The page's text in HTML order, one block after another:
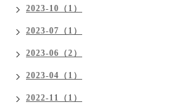
2023-10（1）
2023-07（1）
2023-06（2）
2023-04（1）
2022-11（1）